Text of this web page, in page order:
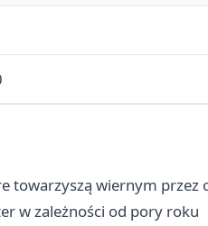
towarzyszą wiernym przez
w zależności od pory roku